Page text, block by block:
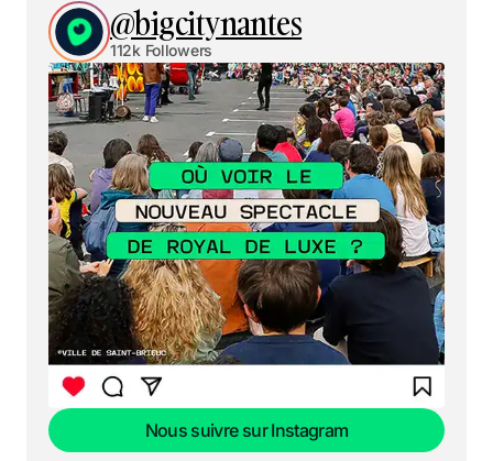
@bigcitynantes
112k Followers
Nous suivre sur Instagram